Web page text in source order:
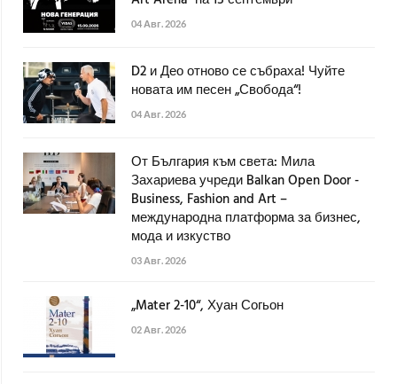
04 Авг. 2026
D2 и Део отново се събраха! Чуйте
новата им песен „Свобода“!
04 Авг. 2026
От България към света: Мила
Захариева учреди Balkan Open Door -
Business, Fashion and Art –
международна платформа за бизнес,
мода и изкуство
03 Авг. 2026
„Mater 2-10“, Хуан Согьон
02 Авг. 2026